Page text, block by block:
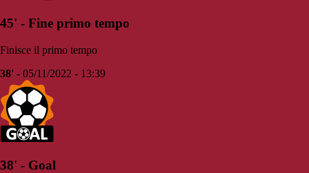
45' - Fine primo tempo
Finisce il primo tempo
38' - 05/11/2022 - 13:39
38' - Goal